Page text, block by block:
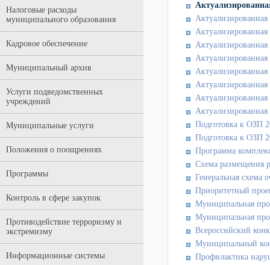
Налоговые расходы
муниципального образования
Кадровое обеспечение
Муниципальный архив
Услуги подведомственных
учреждений
Муниципальные услуги
Положения о поощрениях
Программы
Контроль в сфере закупок
Противодействие терроризму и
экстремизму
Информационные системы
Подготовка к ОЗП
Подготовка к ОЗП
Программа
Схема размещения
Генеральная схема
Приоритетный
Муниципальная
Муниципальная
Всероссийский
Муниципальный
Профилактика